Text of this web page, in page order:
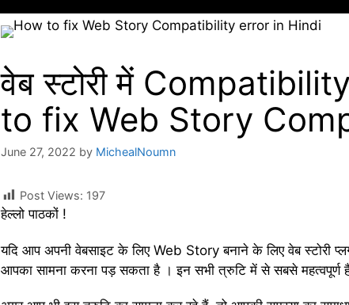
वेब स्टोरी में
to fix Web Story
June 27, 2022 by MichealNoumn
Post Views: 197
हेल्लो पाठकों !
यदि आप अपनी वेबसाइट के लिए Web Story बनाने के लिए वेब स्टोरी
आपका सामना करना पड़ सकता है । इन सभी त्रुटि में से सबसे